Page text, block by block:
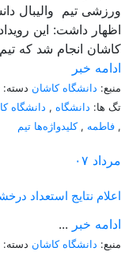
ورزشی تیم والیبال
کاشان انجام شد که
ادامه خبر
منبع: دانشگاه کاشان دسته:
تگ ها: دانشگاه , دانشگاه
فاطمه ,کلیدواژه‌ها تیم ,
۰۷ مرداد
اعلام نتایج استعداد
... ادامه خبر
منبع: دانشگاه کاشان دسته: